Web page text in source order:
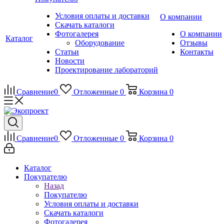
Каталог
Условия оплаты и доставки
Скачать каталоги
Фотогалерея
Оборудование
Статьи
Новости
Проектирование лабораторий
О компании
О компании
Отзывы
Контакты
Сравнение0 Отложенные 0 Корзина 0
Сравнение0 Отложенные 0 Корзина 0
Каталог
Покупателю
Назад
Покупателю
Условия оплаты и доставки
Скачать каталоги
Фотогалерея